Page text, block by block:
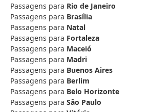
Passagens para Rio de Janeiro
Passagens para Brasília
Passagens para Natal
Passagens para Fortaleza
Passagens para Maceió
Passagens para Madri
Passagens para Buenos Aires
Passagens para Berlim
Passagens para Belo Horizonte
Passagens para São Paulo